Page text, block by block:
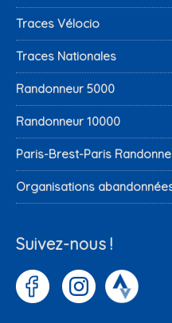
Traces Vélocio
Traces Nationales
Randonneur 5000
Randonneur 10000
Paris-Brest-Paris
Organisations
Suivez-nous !